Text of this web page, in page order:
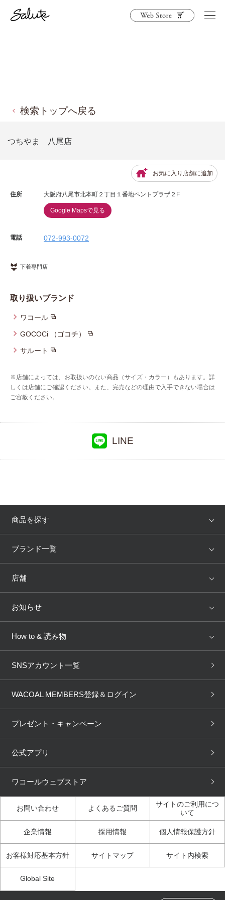
検索トップへ戻る
つちやま 八尾店
お気に入り店舗に追加
住所 大阪府八尾市北本町２丁目１番地ペントプラザ２F
Google Mapsで見る
電話 072-993-0072
下着専門店
取り扱いブランド
ワコール
GOCOCi （ゴコチ）
サルート
※店舗によっては、お取扱いのない商品（サイズ・カラー）もあります。詳
しくは店舗にご確認ください。また、完売などの理由で入手できない場合は
ご容赦ください。
LINE
商品を探す
アイテム
トピックス
ブランド一覧
WACOAL
AMPHI une nana cool
OUR WACOAL
WACOAL Remamma Mens Innerwear
Licensed Brands
店舗
店舗を探す
ブラ無料診断
3Dボディスキャン
お知らせ
新着情報
商品回収
ニュース＆トピックス
How to & 読み物
下着の基礎知識
ブラパン ワコールスタイル
大人の工場見学inベトナム
人間科学研究開発センター見
学
ガイド（マンガ）
3Dボディスキャン体験（マ
SNSアカウント一覧
WACOAL MEMBERS登録＆ログイン
プレゼント・キャンペーン
公式アプリ
ワコールウェブストア
お問い合わせ よくあるご質問
サイトのご利用につ
いて
企業情報 採用情報 個人情報保護方針
お客様対応基本方針 サイトマップ サイト内検索
Global Site